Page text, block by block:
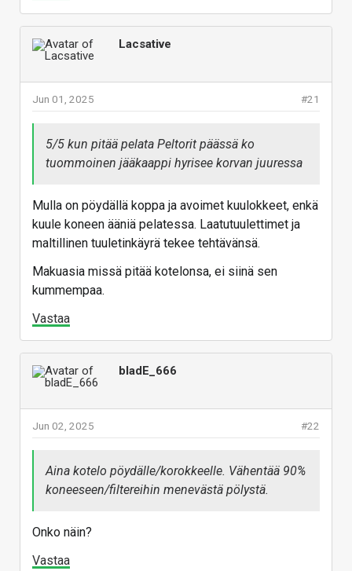
Lacsative
#21
Jun 01, 2025
5/5 kun pitää pelata Peltorit päässä ko
tuommoinen jääkaappi hyrisee korvan juuressa
Mulla on pöydällä koppa ja avoimet kuulokkeet, enkä
kuule koneen ääniä pelatessa. Laatutuulettimet ja
maltillinen tuuletinkäyrä tekee tehtävänsä.
Makuasia missä pitää kotelonsa, ei siinä sen
kummempaa.
Vastaa
bladE_666
#22
Jun 02, 2025
Aina kotelo pöydälle/korokkeelle. Vähentää 90%
koneeseen/filtereihin menevästä pölystä.
Onko näin?
Vastaa